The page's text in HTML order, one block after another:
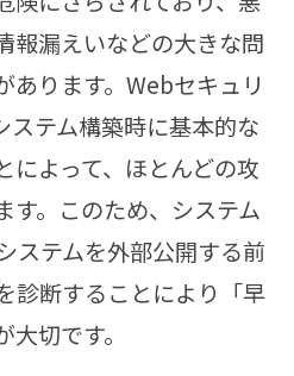
報漏えいなどの大きな問
あります。Webセキュリ
ステム構築時に基本的な
によって、ほとんどの攻
す。このため、システム
ステムを外部公開する前
診断することにより「早
切です。